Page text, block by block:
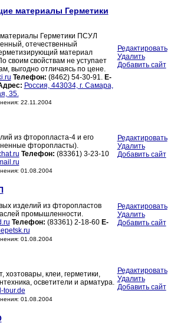
материалы Герметики
Герметики ПСУЛ
отечественный
материал
своим свойствам не уступает
выгодно отличаясь по цене.
Телефон: (8462) 54-30-91. E-
Россия, 443034, г. Самара,
35.
22.11.2004
Редактировать
Удалить
Добавить сайт
из фторопласта-4 и его
фторопласты).
Телефон: (83361) 3-23-10
01.08.2004
Редактировать
Удалить
Добавить сайт
изделий из фторопластов
промышленности.
Телефон: (83361) 2-18-60 E-
01.08.2004
Редактировать
Удалить
Добавить сайт
хозтовары, клеи, герметики,
осветители и арматура.
tour.de
01.08.2004
Редактировать
Удалить
Добавить сайт